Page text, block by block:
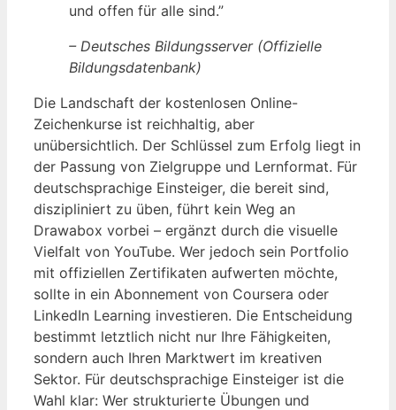
und offen für alle sind.”
– Deutsches Bildungsserver (Offizielle
Bildungsdatenbank)
Die Landschaft der kostenlosen Online-
Zeichenkurse ist reichhaltig, aber
unübersichtlich. Der Schlüssel zum Erfolg liegt in
der Passung von Zielgruppe und Lernformat. Für
deutschsprachige Einsteiger, die bereit sind,
diszipliniert zu üben, führt kein Weg an
Drawabox vorbei – ergänzt durch die visuelle
Vielfalt von YouTube. Wer jedoch sein Portfolio
mit offiziellen Zertifikaten aufwerten möchte,
sollte in ein Abonnement von Coursera oder
LinkedIn Learning investieren. Die Entscheidung
bestimmt letztlich nicht nur Ihre Fähigkeiten,
sondern auch Ihren Marktwert im kreativen
Sektor. Für deutschsprachige Einsteiger ist die
Wahl klar: Wer strukturierte Übungen und